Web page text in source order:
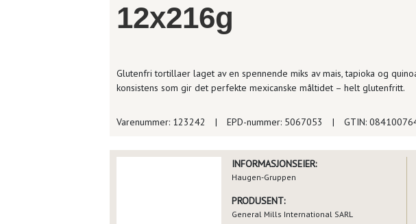
12x216g
Glutenfri tortillaer laget av en spennende miks av mais, tapioka og
konsistens som gir det perfekte mexicanske måltidet – helt glutenfritt.
Varenummer: 123242 | EPD-nummer: 5067053 | GTIN:
INFORMASJONSEIER:
Haugen-Gruppen
PRODUSENT:
General Mills International SARL